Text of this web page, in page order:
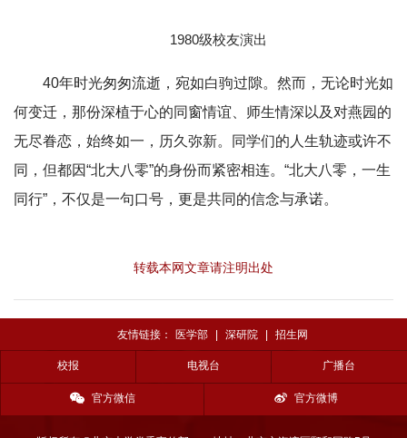
1980级校友演出
40年时光匆匆流逝，宛如白驹过隙。然而，无论时光如
何变迁，那份深植于心的同窗情谊、师生情深以及对燕园的
无尽眷恋，始终如一，历久弥新。同学们的人生轨迹或许不
同，但都因“北大八零”的身份而紧密相连。“北大八零，一生
同行”，不仅是一句口号，更是共同的信念与承诺。
转载本网文章请注明出处
友情链接： 医学部 深研院 招生网
校报 电视台 广播台
官方微信 官方微博